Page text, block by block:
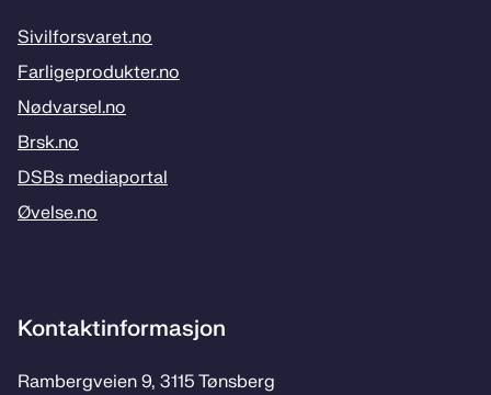
Sivilforsvaret.no
Farligeprodukter.no
Nødvarsel.no
Brsk.no
DSBs mediaportal
Øvelse.no
Kontaktinformasjon
Rambergveien 9, 3115 Tønsberg